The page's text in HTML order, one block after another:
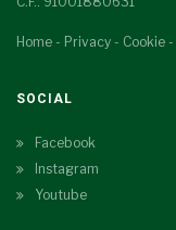
Home - Privacy - Cookie -
SOCIAL
Facebook
Instagram
Youtube